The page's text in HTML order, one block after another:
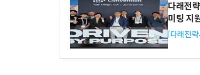
다래전
미팅 지
[다래전